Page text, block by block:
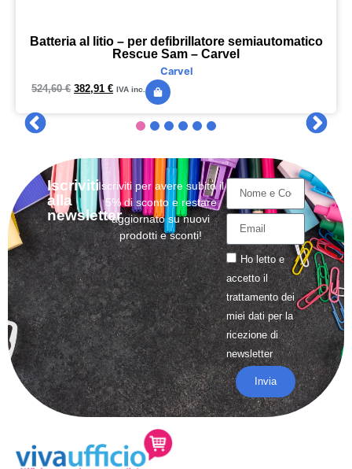
Batteria al litio – per defibrillatore semiautomatico
Rescue Sam – Carvel
Carvel
524,60€ 382,91 € IVA inc.
Iscriviti
alla
newsletter
Iscriviti per avere subito il
5% di sconto e restare
aggiornato su nuovi
prodotti e sconti!
Ho letto e
accetto il
trattamentodei
miei dati per la
ricezione di
newsletter
Invia